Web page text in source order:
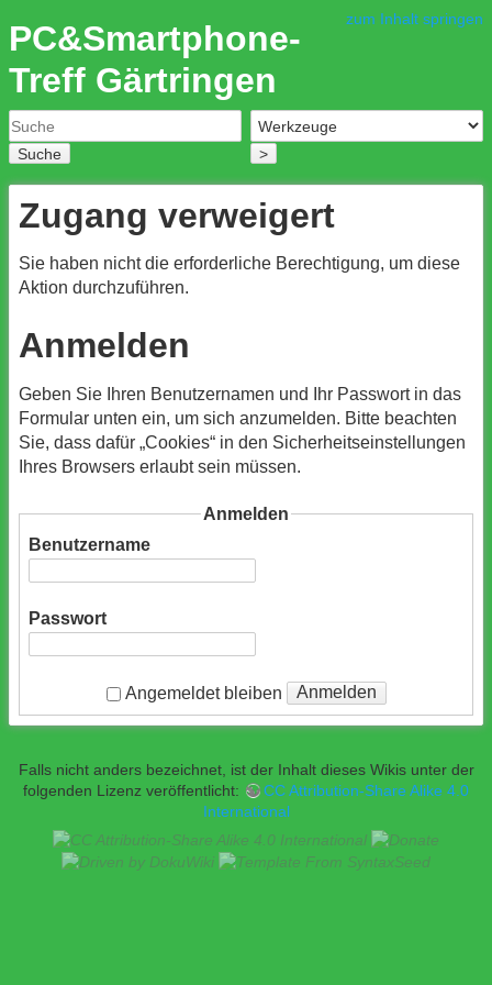
zum Inhalt springen
PC&Smartphone-
Treff Gärtringen
Suche >
Zugang verweigert
Sie haben nicht die erforderliche Berechtigung, um diese
Aktion durchzuführen.
Anmelden
Geben Sie Ihren Benutzernamen und Ihr Passwort in das
Formular unten ein, um sich anzumelden. Bitte beachten
Sie, dass dafür „Cookies“ in den Sicherheitseinstellungen
Ihres Browsers erlaubt sein müssen.
Anmelden
Benutzername
Passwort
Angemeldet bleiben Anmelden
Falls nicht anders bezeichnet, ist der Inhalt dieses Wikis unter der
folgenden Lizenz veröffentlicht:
CC Attribution-Share Alike 4.0
International